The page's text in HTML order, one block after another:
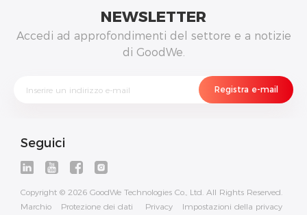
NEWSLETTER
Accedi ad approfondimenti del settore e a notizie
di GoodWe.
Seguici
Copyright © 2026 GoodWe Technologies Co., Ltd. All Rights Reserved.
Marchio
Protezione dei dati Privacy Impostazioni della privacy